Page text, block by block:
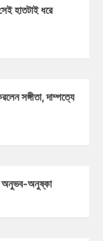
হাতটাই ধরে
সঙ্গীতা, দাম্পত্যে
অনুভব-অনুষ্কা